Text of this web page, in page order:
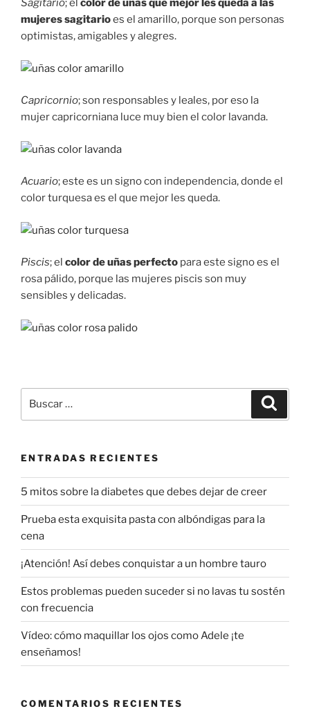
Sagitario; el color de uñas que mejor les queda a las
mujeres sagitarioes el amarillo, porque son personas
optimistas, amigables y alegres.
Capricornio; son responsables y leales, por eso la
mujer capricorniana luce muy bien el color lavanda.
Acuario; este es un signo con independencia, donde el
color turquesa es el que mejor les queda.
Piscis; el color de uñas perfecto para este signo es el
rosa pálido, porque las mujeres piscis son muy
sensibles y delicadas.
por:
ENTRADAS RECIENTES
5 mitos sobre la diabetes que debes dejar de creer
Prueba esta exquisita pasta con albóndigas para la
cena
¡Atención! Así debes conquistar a un hombre tauro
Estos problemas pueden suceder si no lavas tu sostén
con frecuencia
Vídeo: cómo maquillar los ojos como Adele ¡te
enseñamos!
COMENTARIOS RECIENTES